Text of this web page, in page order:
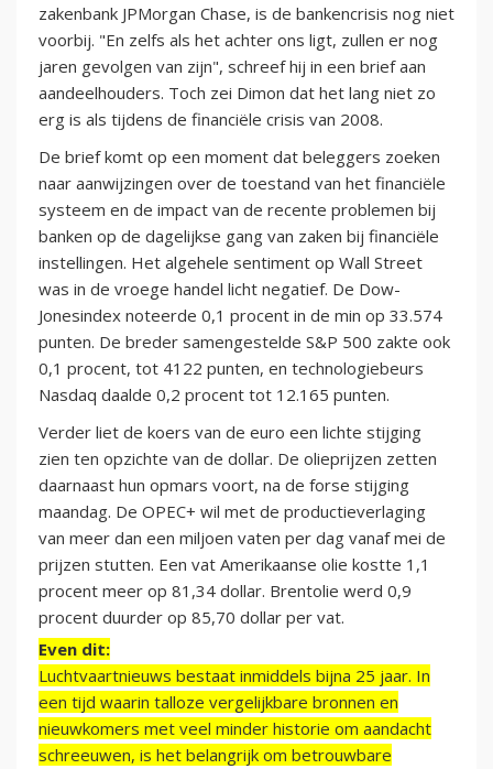
zakenbank JPMorgan Chase, is de bankencrisis nog niet
voorbij. "En zelfs als het achter ons ligt, zullen er nog
jaren gevolgen van zijn", schreef hij in een brief aan
aandeelhouders. Toch zei Dimon dat het lang niet zo
erg is als tijdens de financiële crisis van 2008.
De brief komt op een moment dat beleggers zoeken
naar aanwijzingen over de toestand van het financiële
systeem en de impact van de recente problemen bij
banken op de dagelijkse gang van zaken bij financiële
instellingen. Het algehele sentiment op Wall Street
was in de vroege handel licht negatief. De Dow-
Jonesindex noteerde 0,1 procent in de min op 33.574
punten. De breder samengestelde S&P 500 zakte ook
0,1 procent, tot 4122 punten, en technologiebeurs
Nasdaq daalde 0,2 procent tot 12.165 punten.
Verder liet de koers van de euro een lichte stijging
zien ten opzichte van de dollar. De olieprijzen zetten
daarnaast hun opmars voort, na de forse stijging
maandag. De OPEC+ wil met de productieverlaging
van meer dan een miljoen vaten per dag vanaf mei de
prijzen stutten. Een vat Amerikaanse olie kostte 1,1
procent meer op 81,34 dollar. Brentolie werd 0,9
procent duurder op 85,70 dollar per vat.
Even dit:
Luchtvaartnieuws bestaat inmiddels bijna 25 jaar. In
een tijd waarin talloze vergelijkbare bronnen en
nieuwkomers met veel minder historie om aandacht
schreeuwen, is het belangrijk om betrouwbare